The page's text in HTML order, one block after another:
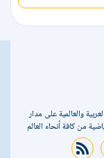
والعالمية على مدار
من كافة أنحاء العالم
rss feed